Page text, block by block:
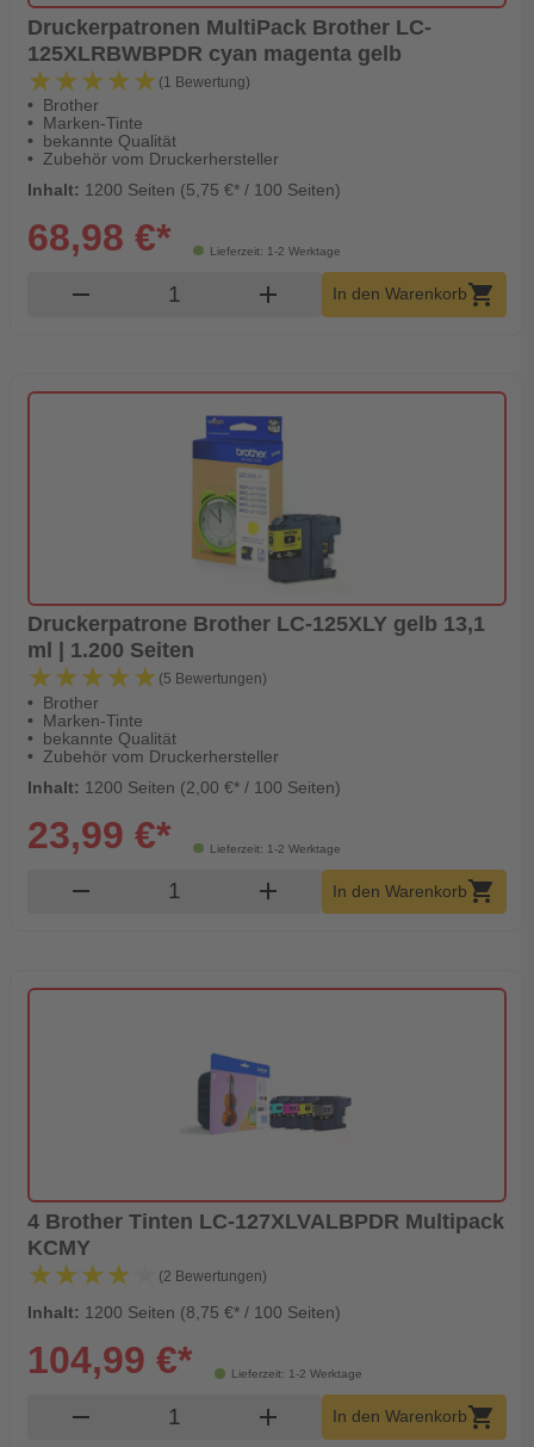
Druckerpatronen MultiPack Brother LC-
125XLRBWBPDR cyan magenta gelb
★★★★★
★★★★★ (1 Bewertung)
Brother
Marken-Tinte
bekannte Qualität
Zubehör vom Druckerhersteller
Inhalt: 1200 Seiten (5,75 €* / 100 Seiten)
Lieferzeit: 1-2 Werktage
68,98 €*
remove Produkt Warenkorb Menge
add In den Warenkorbshopping_cart
Druckerpatrone Brother LC-125XLY gelb 13,1
ml | 1.200 Seiten
★★★★★
★★★★★ (5 Bewertungen)
Brother
Marken-Tinte
bekannte Qualität
Zubehör vom Druckerhersteller
Inhalt: 1200 Seiten (2,00 €* / 100 Seiten)
Lieferzeit: 1-2 Werktage
23,99 €*
remove Produkt Warenkorb Menge
add In den Warenkorbshopping_cart
4 Brother Tinten LC-127XLVALBPDR Multipack
KCMY
★★★★★
★★★★★ (2 Bewertungen)
Inhalt: 1200 Seiten (8,75 €* / 100 Seiten)
Lieferzeit: 1-2 Werktage
104,99 €*
remove Produkt Warenkorb Menge
add In den Warenkorbshopping_cart